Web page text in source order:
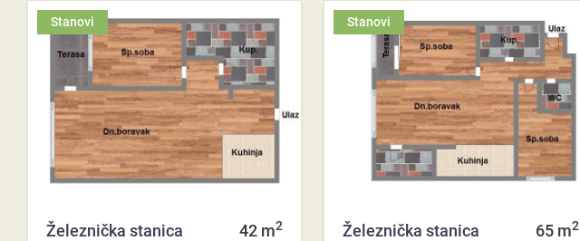
Stanovi
Železnička stanica 42 m2
Stanovi
Železnička stanica 65 m2